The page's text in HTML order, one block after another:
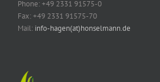
Phone: +49 2331 91575-0
Fax: +49 2331 91575-70
Mail: info-hagen(at)honselmann.de